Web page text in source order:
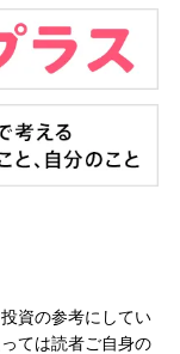
資の参考にしてい
ては読者ご自身の